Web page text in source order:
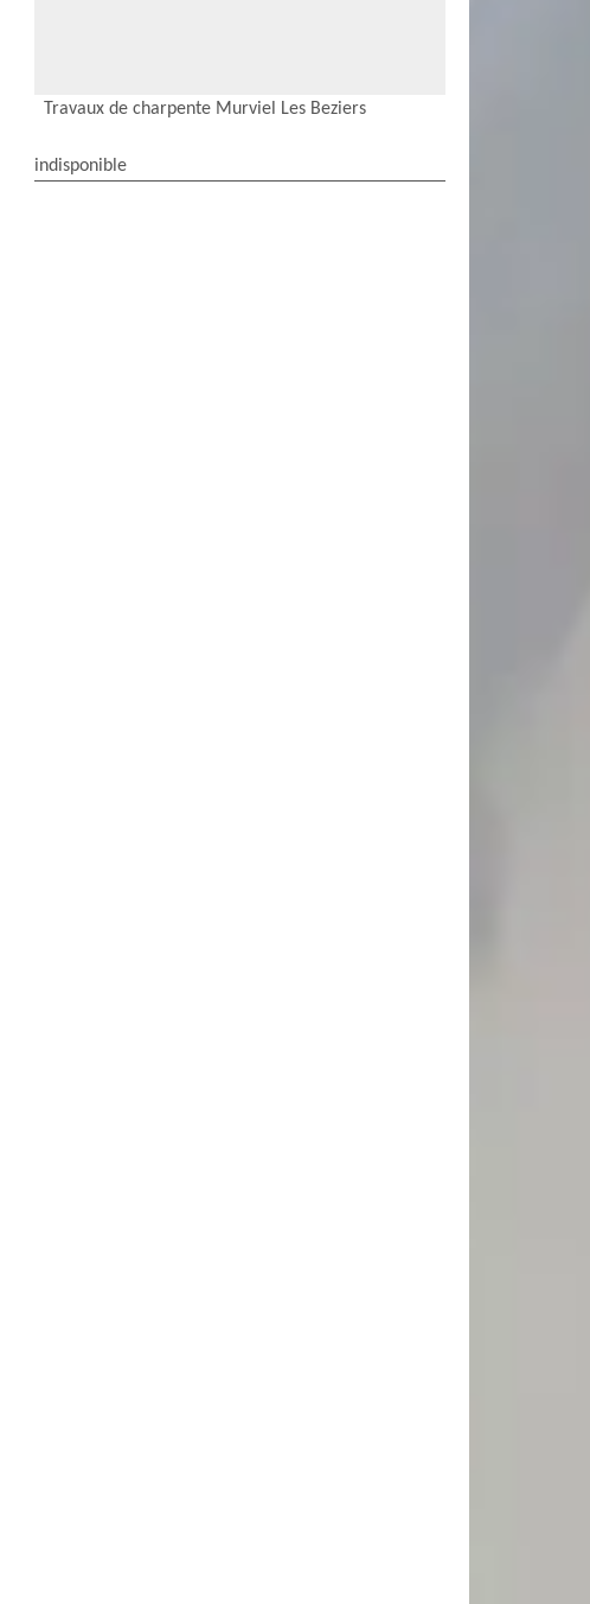
Travaux de charpente Murviel Les Beziers
indisponible